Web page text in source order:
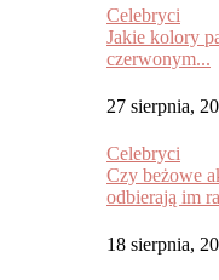
Celebryci
Jakie kolory
czerwonym...
27 sierpnia,
Celebryci
Czy beżowe
odbierają im
18 sierpnia,